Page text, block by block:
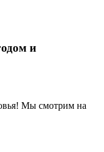
и
Мы смотрим на